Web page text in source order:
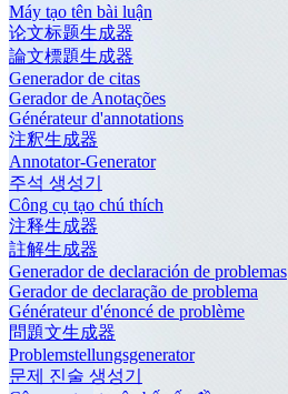
Máy tạo tên bài luận
论文标题生成器
論文標題生成器
Generador de citas
Gerador de Anotações
Générateur d'annotations
注釈生成器
Annotator-Generator
주석 생성기
Công cụ tạo chú thích
注释生成器
註解生成器
Generador de declaración de problemas
Gerador de declaração de problema
Générateur d'énoncé de problème
問題文生成器
Problemstellungsgenerator
문제 진술 생성기